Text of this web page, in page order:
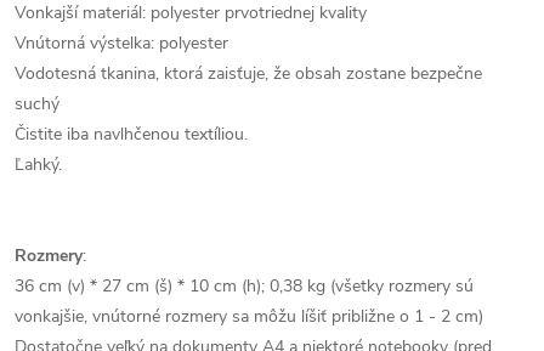
Vonkajší materiál: polyester prvotriednej kvality
Vnútorná výstelka: polyester
Vodotesná tkanina, ktorá zaisťuje, že obsah zostane bezpečne
suchý
Čistite iba navlhčenou textíliou.
Ľahký.
Rozmery:
36 cm (v) * 27 cm (š) * 10 cm (h); 0,38 kg (všetky rozmery sú
vonkajšie, vnútorné rozmery sa môžu líšiť približne o 1 - 2 cm)